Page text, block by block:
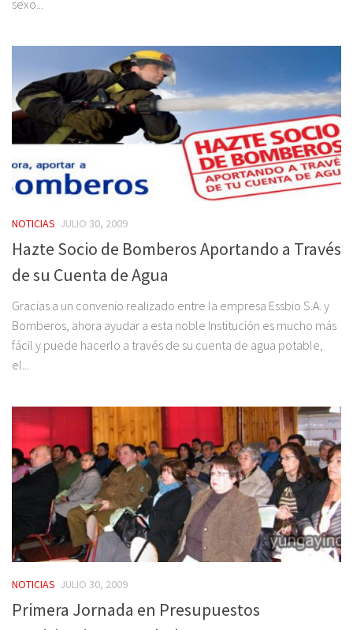
sexo...
NOTICIAS JULIO 30, 2009
Hazte Socio de Bomberos Aportando a Través
de su Cuenta de Agua
Gracias a un convenio realizado entre la empresa Essbio S.A. y
Bomberos, ahora ayudar a esta noble Institución es mucho más
fácil y puede hacerlo a través de su cuenta de agua potable,
el...
NOTICIAS JULIO 30, 2009
Primera Jornada en Presupuestos